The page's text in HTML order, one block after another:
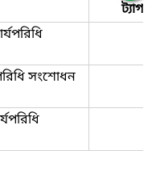
ট্যাগ
সংশোধন